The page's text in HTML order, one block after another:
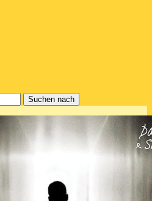
Suchen nach